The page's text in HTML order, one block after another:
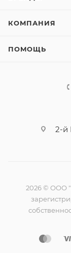
КОМПАНИЯ
ПОМОЩЬ
2-й
2026 © ООО